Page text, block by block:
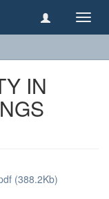
IN
(388.2Kb)